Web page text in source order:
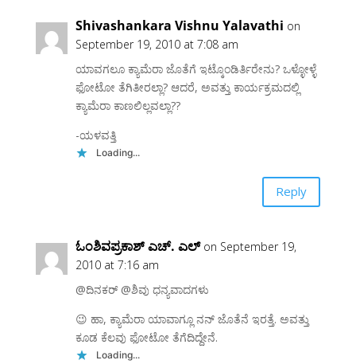
Shivashankara Vishnu Yalavathi on
September 19, 2010 at 7:08 am
ಯಾವಗಲೂ ಕ್ಯಾಮೆರಾ ಜೊತೆಗೆ ಇಟ್ಕೊಂಡಿರ್ತಿರೇನು? ಒಳ್ಳೋಳ್ಳೆ
ಫೋಟೋ ತೆಗಿತೀರಲ್ಲಾ? ಆದರೆ, ಅವತ್ತು ಕಾರ್ಯಕ್ರಮದಲ್ಲಿ
ಕ್ಯಾಮೆರಾ ಕಾಣಲಿಲ್ಲವಲ್ಲಾ??
-ಯಳವತ್ತಿ
Loading...
Reply
ಓಂಶಿವಪ್ರಕಾಶ್ ಎಚ್. ಎಲ್ on September 19,
2010 at 7:16 am
@ದಿನಕರ್ @ಶಿವು ಧನ್ಯವಾದಗಳು
😉 ಹಾ, ಕ್ಯಾಮೆರಾ ಯಾವಾಗ್ಲೂ ನನ್ ಜೊತೆನೆ ಇರತ್ತೆ. ಅವತ್ತು
ಕೂಡ ಕೆಲವು ಫೋಟೋ ತೆಗೆದಿದ್ದೇನೆ.
Loading...